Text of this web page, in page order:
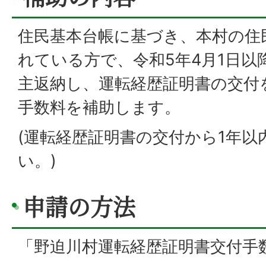
住民基本台帳に基づき、本村の
れている方で、令和5年4月1日以
主返納し、運転経歴証明書の交
手数料を補助します。
(運転経歴証明書の交付から1年
い。)
申請の方法
「野迫川村運転経歴証明書交付